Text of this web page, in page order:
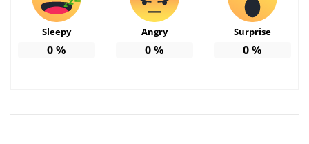
Sleepy
0%
Angry
0%
Surprise
0%